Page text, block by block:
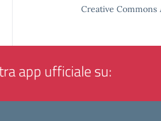
Creative
app ufficiale su: